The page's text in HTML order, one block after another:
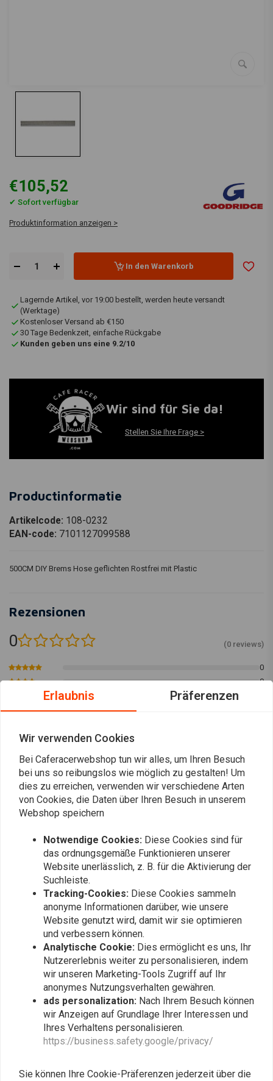
€105,52
✔ Sofort verfügbar
Produktinformation anzeigen >
In den Warenkorb
Lagernde Artikel, vor 19:00 bestellt, werden heute versandt
(Werktage)
Kostenloser Versand ab €150
30 Tage Bedenkzeit, einfache Rückgabe
Kunden geben uns eine 9.2/10
Wir sind für Sie da!
Stellen Sie Ihre Frage >
Productinformatie
Artikelcode: 108-0232
EAN-code: 7101127099588
500CM DIY Brems Hose geflichten Rostfrei mit Plastic
Rezensionen
0 (0 reviews)
0
0
Plaats ook een review
DOMINO
Gaszug Verteiler /
Zugverteiler Aluminium
€6,61
Fittings / Banjo's für
rostfreie Bremsleitungen
€4,72
Erlaubnis Präferenzen
Wir verwenden Cookies
Bei Caferacerwebshop tun wir alles, um Ihren Besuch
bei uns so reibungslos wie möglich zu gestalten! Um
dies zu erreichen, verwenden wir verschiedene Arten
von Cookies, die Daten über Ihren Besuch in unserem
Webshop speichern
Notwendige Cookies: Diese Cookies sind für
das ordnungsgemäße Funktionieren unserer
Website unerlässlich, z. B. für die Aktivierung der
Suchleiste.
Tracking-Cookies: Diese Cookies sammeln
anonyme Informationen darüber, wie unsere
Website genutzt wird, damit wir sie optimieren
und verbessern können.
Analytische Cookie: Dies ermöglicht es uns, Ihr
Nutzererlebnis weiter zu personalisieren, indem
wir unseren Marketing-Tools Zugriff auf Ihr
anonymes Nutzungsverhalten gewähren.
ads personalization: Nach Ihrem Besuch können
wir Anzeigen auf Grundlage Ihrer Interessen und
Ihres Verhaltens personalisieren.
https://business.safety.google/privacy/
Sie können Ihre Cookie-Präferenzen jederzeit über die